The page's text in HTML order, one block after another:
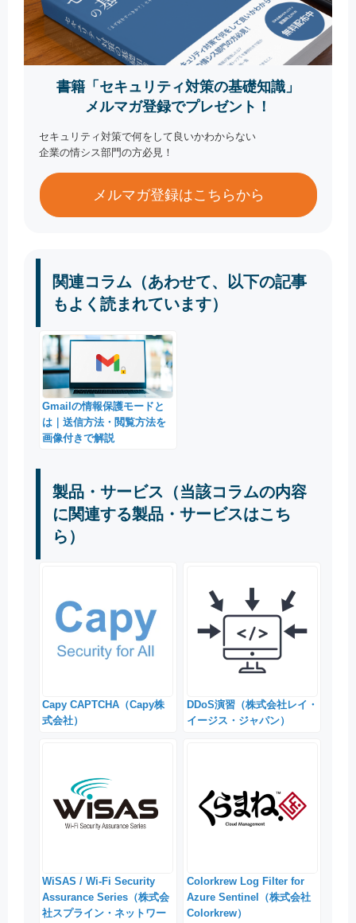
書籍「セキュリティ対策の基礎知識」
メルマガ登録でプレゼント！
セキュリティ対策で何をして良いかわからない
企業の情シス部門の方必見！
メルマガ登録はこちらから
関連コラム（あわせて、以下の記事
もよく読まれています）
Gmailの情報保護モードと
は｜送信方法・閲覧方法を
画像付きで解説
製品・サービス（当該コラムの内容
に関連する製品・サービスはこち
ら）
Capy CAPTCHA（Capy株
式会社）
DDoS演習（株式会社レイ・
イージス・ジャパン）
WiSAS / Wi-Fi Security
Assurance Series（株式会
社スプライン・ネットワー
Colorkrew Log Filter for
Azure Sentinel（株式会社
Colorkrew）